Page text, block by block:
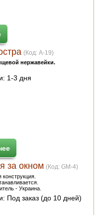
(Код:A-19)
нержавейки.
1-3 дня
за окном (Код:GM-4)
конструкция.
- Украина.
Под заказ (до 10 дней)